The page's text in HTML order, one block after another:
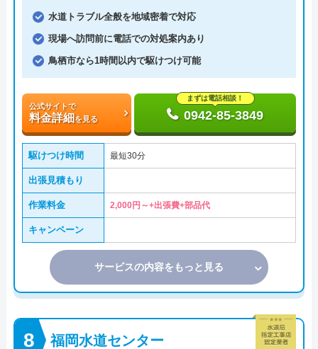
水道トラブル全般を地域密着で対応
現場へ訪問前に電話での対処案内あり
鳥栖市なら1時間以内で駆けつけ可能
公式サイトで
料金詳細を見る
まずは電話相談！
0942-85-3849
駆けつけ時間 最短30分
出張見積もり
作業料金 2,000円～+出張費+部品代
キャンペーン
サービスの内容をもっと見る
福岡水道センター